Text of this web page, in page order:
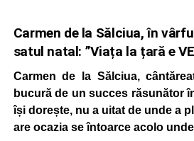
Carmen de la Sălciua, în
satul natal: ”Viața la țară e
Carmen de la Sălciua,
bucură de un succes răsunător
își dorește, nu a uitat de unde a
are ocazia se întoarce acolo